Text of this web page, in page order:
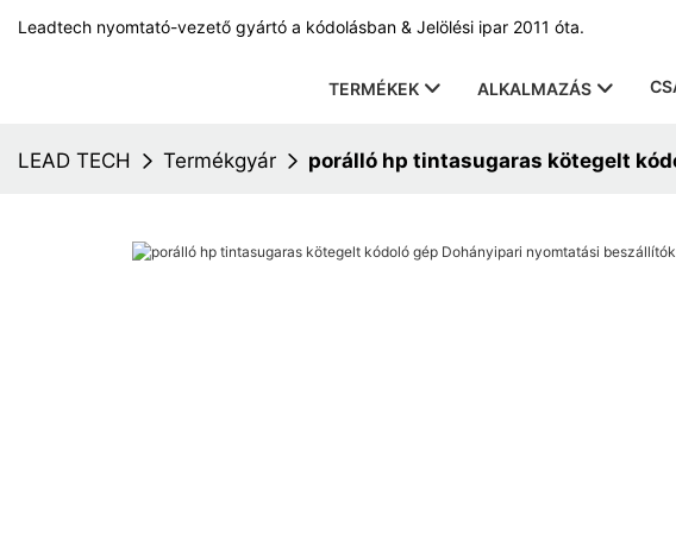
Leadtech nyomtató-vezető gyártó a kódolásban & Jelölési ipar 2011 óta.
TERMÉKEK ALKALMAZÁS
LEAD TECH Termékgyár porálló hp tintasugaras kötegelt